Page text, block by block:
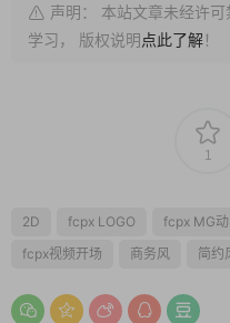
声明： 本站文章未经许
学习， 版权说明点此了解！
1
2D fcpx LOGO fcpx MG
fcpx视频开场
商务风 简约